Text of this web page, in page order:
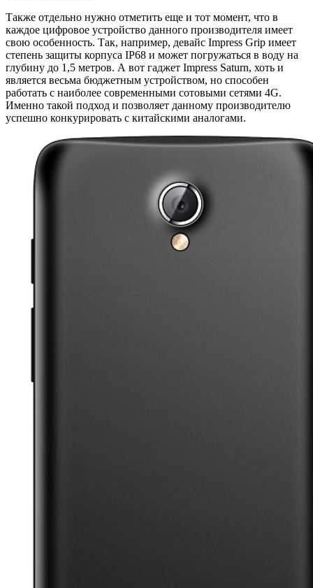
Также отдельно нужно отметить еще и тот момент, что в
каждое цифровое устройство данного производителя имеет
свою особенность. Так, например, девайс Impress Grip имеет
степень защиты корпуса IP68 и может погружаться в воду на
глубину до 1,5 метров. А вот гаджет Impress Saturn, хоть и
является весьма бюджетным устройством, но способен
работать с наиболее современными сотовыми сетями 4G.
Именно такой подход и позволяет данному производителю
успешно конкурировать с китайскими аналогами.